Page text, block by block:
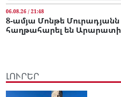
06.08.26 / 21:48
8-ամյա Մոնթե Մուրադյանն
հաղթահարել են
ԼՈՒՐԵՐ